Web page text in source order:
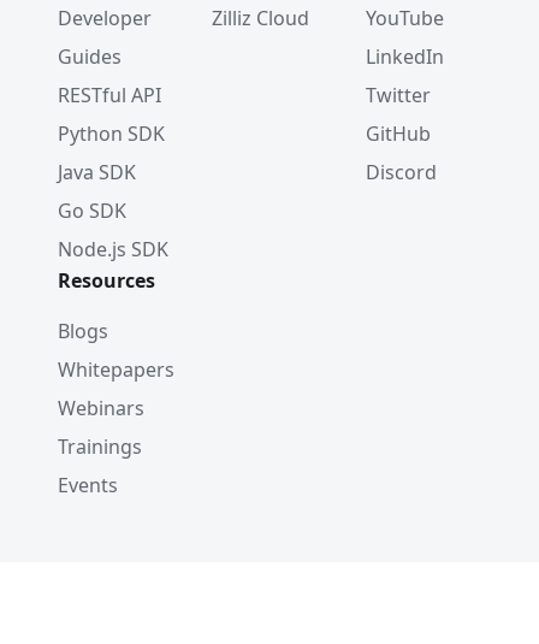
Developer
Guides
RESTful API
Python SDK
Java SDK
Go SDK
Node.js SDK
Zilliz Cloud
YouTube
LinkedIn
Twitter
GitHub
Discord
Resources
Blogs
Whitepapers
Webinars
Trainings
Events